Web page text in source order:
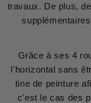
travaux. De plus,
Grâce à ses 4
l'horizontal sans
tine de peinture
c'est le cas des